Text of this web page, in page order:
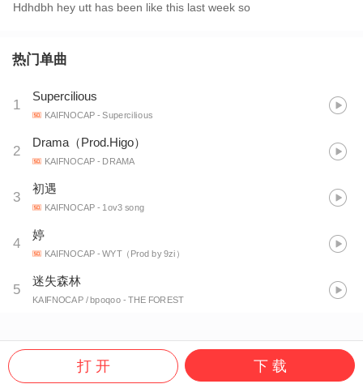
Hdhdbh hey utt has been like this last week so
热门单曲
1
Supercilious
KAIFNOCAP - Supercilious
2
Drama（Prod.Higo）
KAIFNOCAP - DRAMA
3
初遇
KAIFNOCAP - 1ov3 song
4
婷
KAIFNOCAP - WYT（Prod by 9zi）
5
迷失森林
KAIFNOCAP / bpoqoo - THE FOREST
打 开 下 载